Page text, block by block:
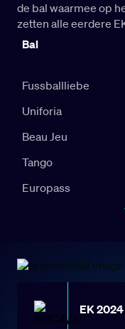
de bal waarmee op
zetten alle eerdere
Bal
Fussballliebe
Uniforia
Beau Jeu
Tango
Europass
EK 2024